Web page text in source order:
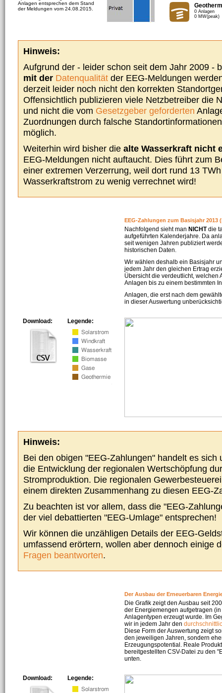
Anlagen entsprechen dem Stand
der Meldungen vom 24.08.2015.
0 Anlagen
0 MW(peak)
Hinweis:
Aufgrund der - leider schon seit dem Jahr 2009 -
mit der Datenqualität der EEG-Meldungen
derzeit leider noch nicht den korrekten
Offensichtlich publizieren viele Netzbetreiber die
und nicht die vom Gesetzgeber geforderten
Zuordnungen durch falsche
möglich.
Weiterhin wird bisher die alte Wasserkraft nicht
EEG-Meldungen nicht auftaucht. Dies führt zum
einer extremen Verzerrung, weil dort rund 13
Wasserkraftstrom zu wenig verrechnet wird!
EEG-Zahlungen zum Basisjahr 2013
Nachfolgend sieht man NICHTdie
aufgeführten Kalenderjahre. Da
seit wenigen Jahren publiziert
historischen Daten.
Wir wählen deshalb ein Basisjahr
jedem Jahr den gleichen Ertrag
Übersicht die verdeutlicht, welchen
Anlagen bis zu einem bestimmten
Anlagen, die erst nach dem
in dieser Auswertung
Legende:
Download:
Hinweis:
Bei den obigen "EEG-Zahlungen" handelt es sich
die Entwicklung der regionalen Wertschöpfung
Stromproduktion. Die regionalen
einem direkten Zusammenhang zu diesen EEG-
Zu beachten ist vor allem, dass die "EEG-
der viel debattierten "EEG-Umlage" entsprechen!
Wir können die unzähligen Details der EEG-
umfassend erörtern, wollen aber dennoch einige
Fragen beantworten.
Der Ausbau der Erneuerbaren
Die Grafik zeigt den Ausbau seit
der Energiemengen aufgetragen
Anlagentypen erzeugt wurde. Im
wir in jedem Jahr den
Diese Form der Auswertung zeigt
den jeweiligen Jahren, sondern
Erzeugungspotential. Reale
bereitgestellten CSV-Datei zu den
unten.
Legende:
Download: